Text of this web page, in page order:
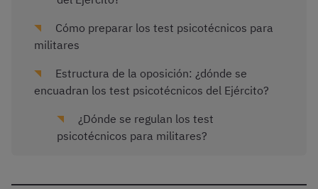
Cómo preparar los test psicotécnicos para
militares
Estructura de la oposición: ¿dónde se
encuadran los test psicotécnicos del Ejército?
¿Dónde se regulan los test
psicotécnicos para militares?